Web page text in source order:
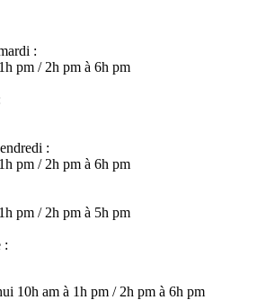
:
pm / 2h pm à 6h pm
:
pm / 2h pm à 6h pm
pm / 2h pm à 5h pm
:
10h am à 1h pm / 2h pm à 6h pm